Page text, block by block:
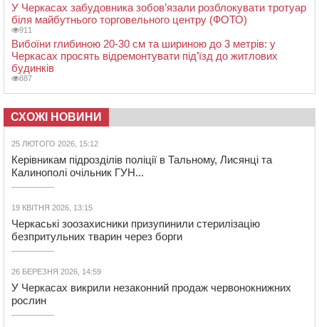
У Черкасах забудовника зобов’язали розблокувати тротуар
біля майбутнього торговельного центру (ФОТО)
911
Вибоїни глибиною 20-30 см та шириною до 3 метрів: у
Черкасах просять відремонтувати під’їзд до житлових
будинків
887
СХОЖІ НОВИНИ
25 ЛЮТОГО 2026, 15:12
Керівникам підрозділів поліції в Тальному, Лисянці та
Калинополі очільник ГУН...
19 КВІТНЯ 2026, 13:15
Черкаські зоозахисники призупинили стерилізацію
безпритульних тварин через борги
26 БЕРЕЗНЯ 2026, 14:59
У Черкасах викрили незаконний продаж червонокнижних
рослин